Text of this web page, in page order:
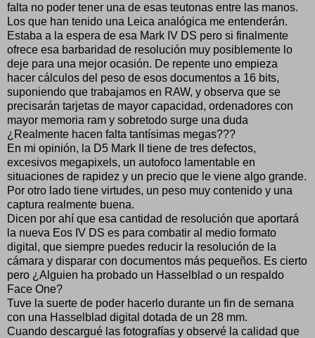
falta no poder tener una de esas teutonas entre las manos.
Los que han tenido una Leica analógica me entenderán.
Estaba a la espera de esa Mark IV DS pero si finalmente
ofrece esa barbaridad de resolución muy posiblemente lo
deje para una mejor ocasión. De repente uno empieza
hacer cálculos del peso de esos documentos a 16 bits,
suponiendo que trabajamos en RAW, y observa que se
precisarán tarjetas de mayor capacidad, ordenadores con
mayor memoria ram y sobretodo surge una duda
¿Realmente hacen falta tantísimas megas???
En mi opinión, la D5 Mark II tiene de tres defectos,
excesivos megapixels, un autofoco lamentable en
situaciones de rapidez y un precio que le viene algo grande.
Por otro lado tiene virtudes, un peso muy contenido y una
captura realmente buena.
Dicen por ahí que esa cantidad de resolución que aportará
la nueva Eos IV DS es para combatir al medio formato
digital, que siempre puedes reducir la resolución de la
cámara y disparar con documentos más pequeños. Es cierto
pero ¿Alguien ha probado un Hasselblad o un respaldo
Face One?
Tuve la suerte de poder hacerlo durante un fin de semana
con una Hasselblad digital dotada de un 28 mm.
Cuando descargué las fotografías y observé la calidad que